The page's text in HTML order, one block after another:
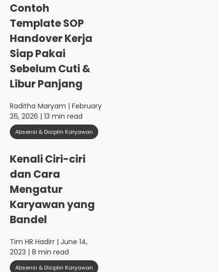
Contoh
Template SOP
Handover Kerja
Siap Pakai
Sebelum Cuti &
Libur Panjang
Raditha Maryam | February
26, 2026 | 13 min read
Absensi & Disiplin Karyawan
Kenali Ciri-ciri
dan Cara
Mengatur
Karyawan yang
Bandel
Tim HR Hadirr | June 14,
2023 | 8 min read
Absensi & Disiplin Karyawan